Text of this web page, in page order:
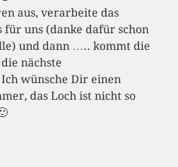
aus, verarbeite das
für uns (danke dafür schon
und dann ….. kommt die
nächste
wünsche Dir einen
das Loch ist nicht so